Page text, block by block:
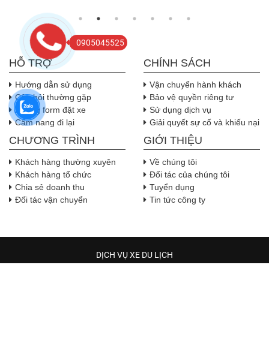
HỖ TRỢ
Hướng dẫn sử dụng
Câu hỏi thường gặp
Nhúng form đặt xe
Cẩm nang đi lại
CHÍNH SÁCH
Vận chuyển hành khách
Bảo vệ quyền riêng tư
Sử dụng dịch vụ
Giải quyết sự cố và khiếu nại
CHƯƠNG TRÌNH
Khách hàng thường xuyên
Khách hàng tổ chức
Chia sẻ doanh thu
Đối tác vận chuyển
GIỚI THIỆU
Về chúng tôi
Đối tác của chúng tôi
Tuyển dụng
Tin tức công ty
DỊCH VỤ XE DU LỊCH
0905045525